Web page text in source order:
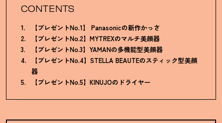
CONTENTS
【プレゼントNo.1】 Panasonicの新作かっさ
【プレゼントNo.2】MYTREXのマルチ美顔器
【プレゼントNo.3】YAMANの多機能型美顔器
【プレゼントNo.4】STELLA BEAUTEのスティック型美顔
器
【プレゼントNo.5】KINUJOのドライヤー